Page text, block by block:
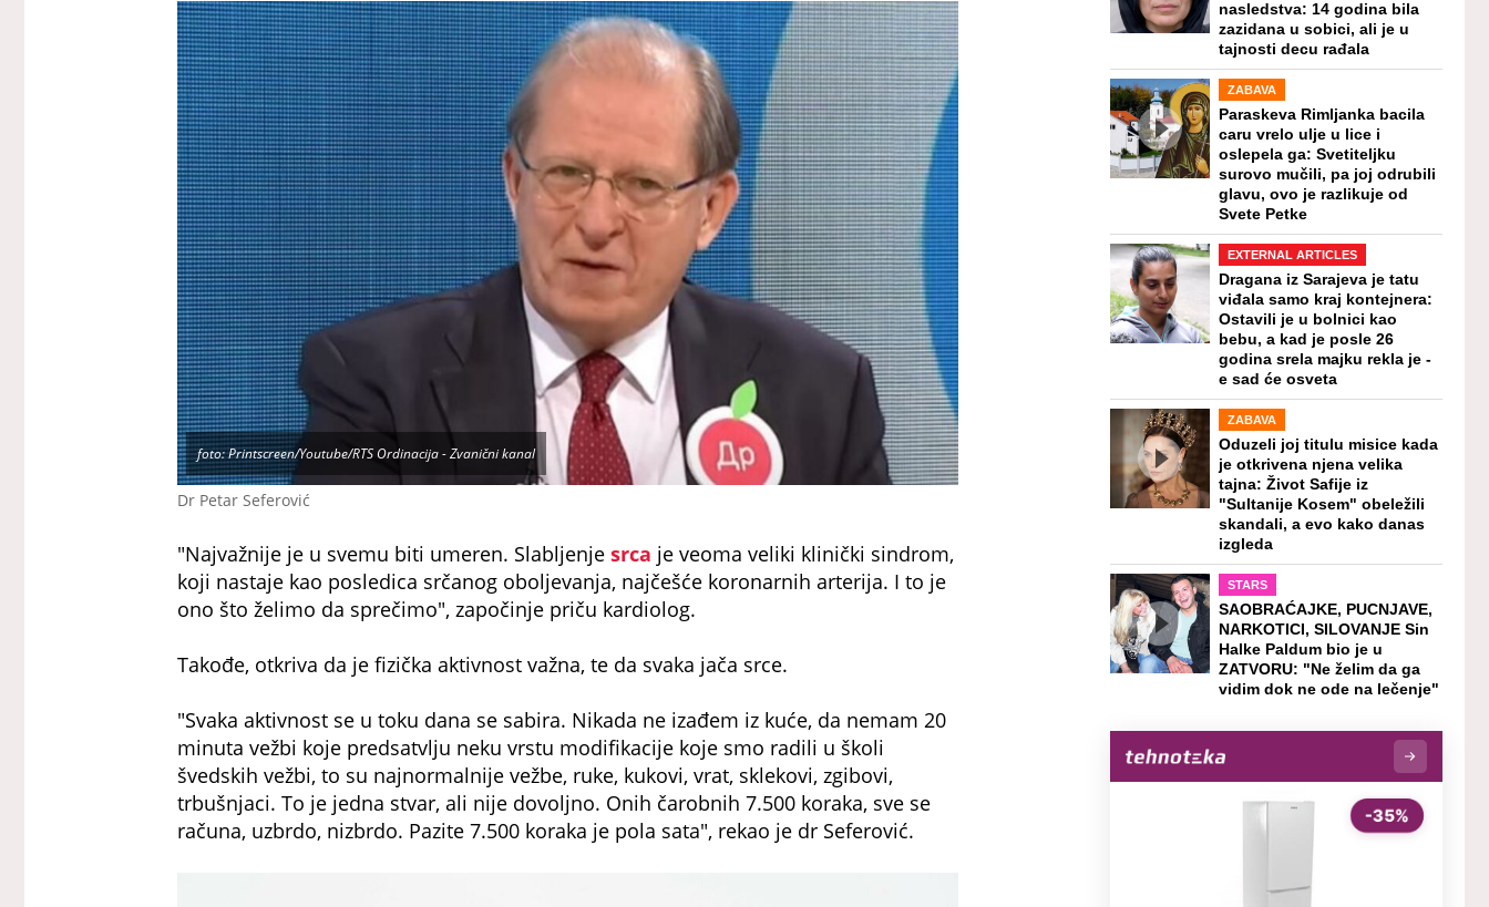
Dr Petar Seferović
foto: Printscreen/Youtube/RTS Ordinacija - Zvanični kanal
"Najvažnije je u svemu biti umeren. Slabljenje srca je veoma veliki klinički sindrom,
koji nastaje kao posledica srčanog oboljevanja, najčešće koronarnih arterija. I to je
ono što želimo da sprečimo", započinje priču kardiolog.
Takođe, otkriva da je fizička aktivnost važna, te da svaka jača srce.
"Svaka aktivnost se u toku dana se sabira. Nikada ne izađem iz kuće, da nemam 20
minuta vežbi koje predsatvlju neku vrstu modifikacije koje smo radili u školi
švedskih vežbi, to su najnormalnije vežbe, ruke, kukovi, vrat, sklekovi, zgibovi,
trbušnjaci. To je jedna stvar, ali nije dovoljno. Onih čarobnih 7.500 koraka, sve se
računa, uzbrdo, nizbrdo. Pazite 7.500 koraka je pola sata", rekao je dr Seferović.
nasledstva: 14 godina bila
zazidana u sobici, ali je u
tajnosti decu rađala
ZABAVA
Paraskeva Rimljanka bacila
caru vrelo ulje u lice i
oslepela ga: Svetiteljku
surovo mučili, pa joj odrubili
glavu, ovo je razlikuje od
Svete Petke
EXTERNAL ARTICLES
Dragana iz Sarajeva je tatu
viđala samo kraj kontejnera:
Ostavili je u bolnici kao
bebu, a kad je posle 26
godina srela majku rekla je -
e sad će osveta
ZABAVA
Oduzeli joj titulu misice kada
je otkrivena njena velika
tajna: Život Safije iz
"Sultanije Kosem" obeležili
skandali, a evo kako danas
izgleda
STARS
SAOBRAĆAJKE, PUCNJAVE,
NARKOTICI, SILOVANJE Sin
Halke Paldum bio je u
ZATVORU: "Ne želim da ga
vidim dok ne ode na lečenje"